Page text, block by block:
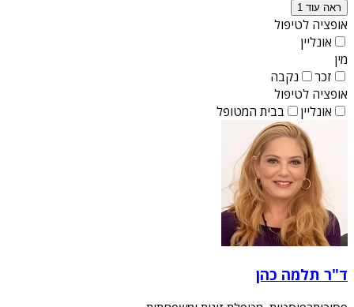
ראה עוד 1
אופציה לטיפול
אונליין
מין
זכר
נקבה
אופציה לטיפול
אונליין
בבית המטופל
ד"ר תלמה כהן